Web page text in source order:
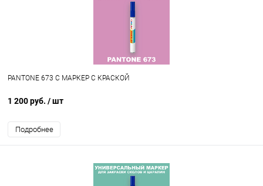
PANTONE 673 C МАРКЕР С КРАСКОЙ
1 200 руб. / шт
Подробнее